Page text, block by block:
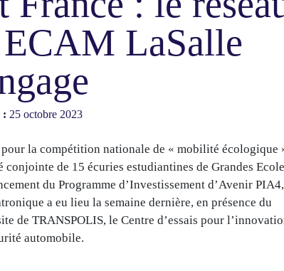
ECAM LaSalle
: 25 octobre 2023
la compétition nationale de « mobilité écologique
de 15 écuries estudiantines de Grandes
du Programme d’Investissement d’Avenir PIA4,
a eu lieu la semaine dernière, en présence du
de TRANSPOLIS, le Centre d’essais pour
automobile.